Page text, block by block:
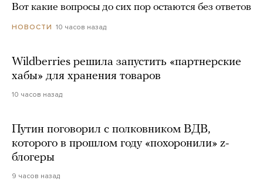
Вот какие вопросы до сих пор остаются без ответов
НОВОСТИ 10 часов назад
Wildberries решила запустить «партнерские
хабы» для хранения товаров
10 часов назад
Путин поговорил с полковником ВДВ,
которого в прошлом году «похоронили» z-
блогеры
9 часов назад